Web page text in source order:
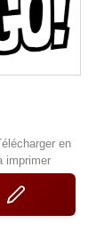
en
imprimer